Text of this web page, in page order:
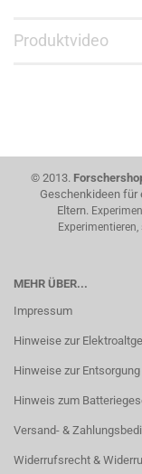
Produktvideo
© 2013.
Geschenkideen für
Eltern.
MEHR ÜBER...
Impressum
Hinweise zur
Hinweise zur
Hinweis zum
Versand- &
Widerrufsrecht &